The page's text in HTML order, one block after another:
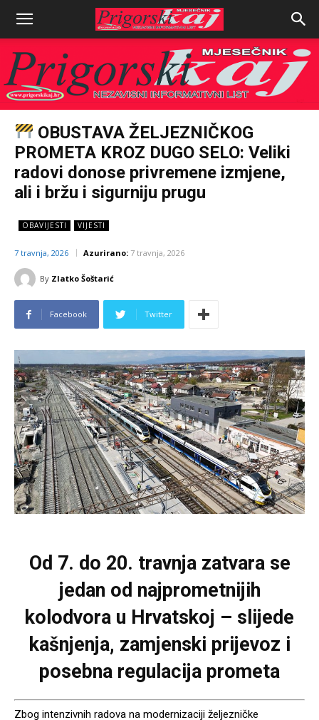
OBUSTAVA ŽELJEZNIČKOG
PROMETA KROZ DUGO SELO: Veliki
radovi donose privremene izmjene,
ali i bržu i sigurniju prugu
OBAVIJESTI VIJESTI
7 travnja, 2026 Azurirano: 7 travnja, 2026
By Zlatko Šoštarić
Facebook Twitter
Od 7. do 20. travnja zatvara se
jedan od najprometnijih
kolodvora u Hrvatskoj – slijede
kašnjenja, zamjenski prijevoz i
posebna regulacija prometa
Zbog intenzivnih radova na modernizaciji željezničke